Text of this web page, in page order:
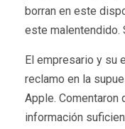
borran en este
este malentendido.
El empresario y su
reclamo en la
Apple. Comentaron
información